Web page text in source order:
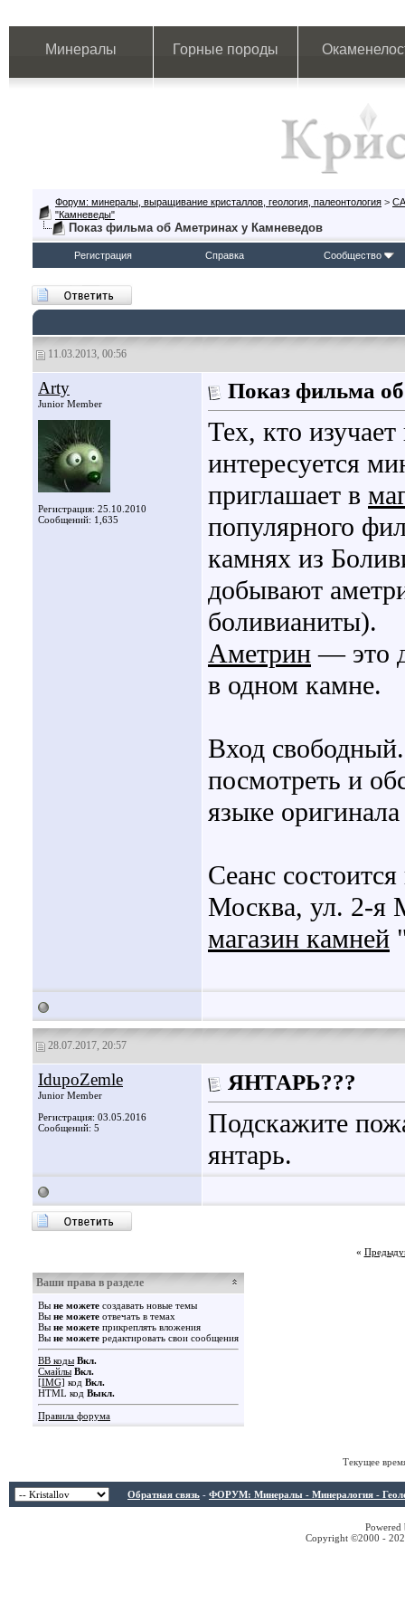
Минералы Горные породы
Форум: минералы, выращивание кристаллов, геология, палеонтология >
"Камневеды"
Показ фильма об Аметринах у Камневедов
Регистрация Справка Сообщество
11.03.2013, 00:56
Arty
Junior Member
Регистрация: 25.10.2010
Сообщений: 1,635
Показ фильма
Тех, кто
интересуется
приглашает в
популярного
камнях из
добывают
боливианиты).
Аметрин — это
в одном камне.
Вход
посмотреть и
языке
Сеанс
Москва, ул. 2-я
магазин камней
28.07.2017, 20:57
IdupoZemle
Junior Member
Регистрация: 03.05.2016
Сообщений: 5
ЯНТАРЬ???
Подскажите
янтарь.
«
Ваши права в разделе
Вы не можете создавать новые темы
Вы не можете отвечать в темах
Вы не можете прикреплять вложения
Вы не можете редактировать свои сообщения
BB коды Вкл.
Смайлы Вкл.
[IMG] код Вкл.
HTML код Выкл.
Правила форума
Текущее
Обратная связь - ФОРУМ: Минералы - Минералогия -
Copyright ©2000 -